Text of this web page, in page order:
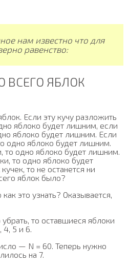
нам известно что для
равенство:
ВСЕГО ЯБЛОК
Если эту кучу разложить
яблоко будет лишним, если
яблоко будет лишним. Если
одно яблоко будет лишним.
то одно яблоко будет лишним.
то одно яблоко будет
то не останется ни
яблок было?
это узнать? Оказывается,
то оставшиеся яблоки
4, 5 и 6.
— N = 60. Теперь нужно
на 7.